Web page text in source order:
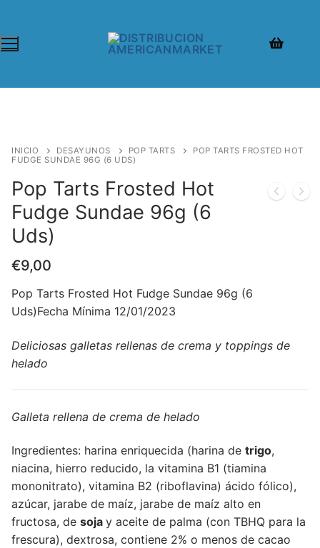
INICIO DESAYUNOS POP TARTS
POP TARTS FROSTED HOT
FUDGE SUNDAE 96G (6 UDS)
Pop Tarts Frosted Hot
Fudge Sundae 96g (6
Uds)
€9,00
Pop Tarts Frosted Hot Fudge Sundae 96g (6
Uds)Fecha Mínima 12/01/2023
Deliciosas galletas rellenas de crema y toppings de
helado
Galleta rellena de crema de helado
Ingredientes: harina enriquecida (harina de trigo,
niacina, hierro reducido, la vitamina B1 (tiamina
mononitrato), vitamina B2 (riboflavina) ácido fólico),
azúcar, jarabe de maíz, jarabe de maíz alto en
fructosa, de soja y aceite de palma (con TBHQ para la
frescura), dextrosa, contiene 2% o menos de cacao